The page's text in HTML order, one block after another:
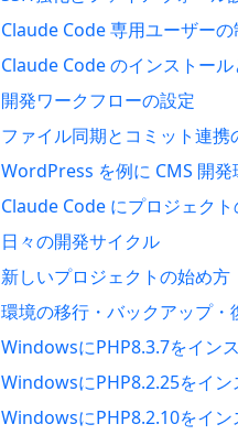
Claude Code 専用ユーザー
Claude Code のインストー
開発ワークフローの設定
ファイル同期とコミット連携
WordPress を例に CMS 開発
Claude Code にプロジェク
日々の開発サイクル
新しいプロジェクトの始め方
環境の移行・バックアップ・
WindowsにPHP8.3.7をイン
WindowsにPHP8.2.25をイ
WindowsにPHP8.2.10をイ